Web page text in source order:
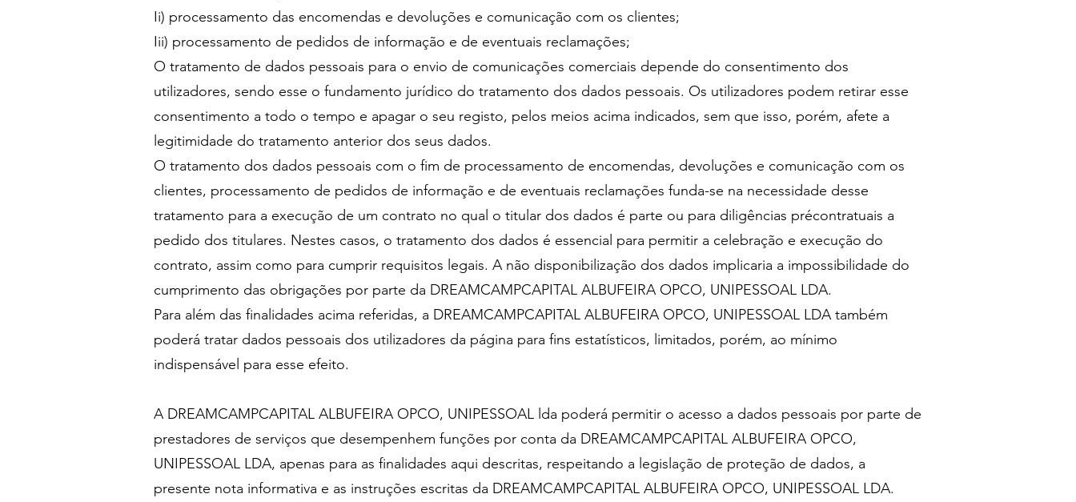
Ii) processamento das encomendas e devoluções e comunicação com os clientes;
Iii) processamento de pedidos de informação e de eventuais reclamações;
O tratamento de dados pessoais para o envio de comunicações comerciais depende do consentimento dos
utilizadores, sendo esse o fundamento jurídico do tratamento dos dados pessoais. Os utilizadores podem retirar esse
consentimento a todo o tempo e apagar o seu registo, pelos meios acima indicados, sem que isso, porém, afete a
legitimidade do tratamento anterior dos seus dados.
O tratamento dos dados pessoais com o fim de processamento de encomendas, devoluções e comunicação com os
clientes, processamento de pedidos de informação e de eventuais reclamações funda-se na necessidade desse
tratamento para a execução de um contrato no qual o titular dos dados é parte ou para diligências précontratuais a
pedido dos titulares. Nestes casos, o tratamento dos dados é essencial para permitir a celebração e execução do
contrato, assim como para cumprir requisitos legais. A não disponibilização dos dados implicaria a impossibilidade do
cumprimento das obrigações por parte da DREAMCAMPCAPITAL ALBUFEIRA OPCO, UNIPESSOAL LDA.
Para além das finalidades acima referidas, a DREAMCAMPCAPITAL ALBUFEIRA OPCO, UNIPESSOAL LDA também
poderá tratar dados pessoais dos utilizadores da página para fins estatísticos, limitados, porém, ao mínimo
indispensável para esse efeito.
A DREAMCAMPCAPITAL ALBUFEIRA OPCO, UNIPESSOAL lda poderá permitir o acesso a dados pessoais por parte de
prestadores de serviços que desempenhem funções por conta da DREAMCAMPCAPITAL ALBUFEIRA OPCO,
UNIPESSOAL LDA, apenas para as finalidades aqui descritas, respeitando a legislação de proteção de dados, a
presente nota informativa e as instruções escritas da DREAMCAMPCAPITAL ALBUFEIRA OPCO, UNIPESSOAL LDA.